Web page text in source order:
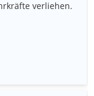
verliehen.